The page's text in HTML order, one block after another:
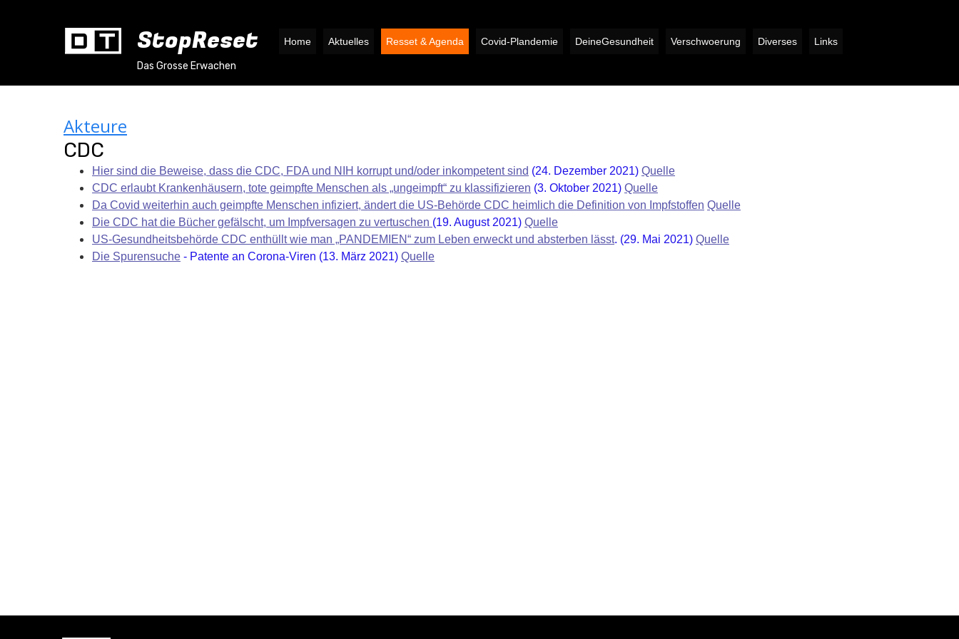
Das Grosse Erwachen
StopReset Home Aktuelles Resset & Agenda Covid-Plandemie DeineGesundheit Verschwoerung Diverses Links
Akteure
CDC
Hier sind die Beweise, dass die CDC, FDA und NIH korrupt und/oder inkompetent sind (24. Dezember 2021) Quelle
CDC erlaubt Krankenhäusern, tote geimpfte Menschen als „ungeimpft“ zu klassifizieren (3. Oktober 2021) Quelle
Da Covid weiterhin auch geimpfte Menschen infiziert, ändert die US-Behörde CDC heimlich die Definition von Impfstoffen Quelle
Die CDC hat die Bücher gefälscht, um Impfversagen zu vertuschen (19. August 2021) Quelle
US-Gesundheitsbehörde CDC enthüllt wie man „PANDEMIEN“ zum Leben erweckt und absterben lässt. (29. Mai 2021) Quelle
Die Spurensuche - Patente an Corona-Viren (13. März 2021) Quelle